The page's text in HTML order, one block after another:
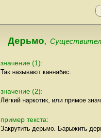
Дерьмо,
значение (1):
Так называют каннабис.
значение (2):
Лёгкий наркотик, или прямое
пример текста:
Закрутить дерьмо. Барыжить